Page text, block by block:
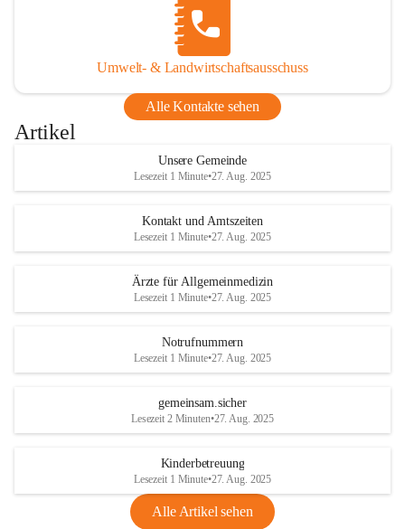
Umwelt- & Landwirtschaftsausschuss
Alle Kontakte sehen
Artikel
Unsere Gemeinde
Lesezeit 1 Minute•27. Aug. 2025
Kontakt und Amtszeiten
Lesezeit 1 Minute•27. Aug. 2025
Ärzte für Allgemeinmedizin
Lesezeit 1 Minute•27. Aug. 2025
Notrufnummern
Lesezeit 1 Minute•27. Aug. 2025
gemeinsam.sicher
Lesezeit 2 Minuten•27. Aug. 2025
Kinderbetreuung
Lesezeit 1 Minute•27. Aug. 2025
Alle Artikel sehen